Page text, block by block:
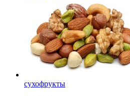
сухофрукты